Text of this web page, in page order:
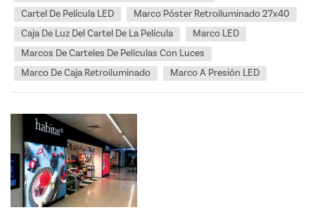
Cartel De Película LED
Marco Póster Retroiluminado 27x40
Caja De Luz Del Cartel De La Película
Marco LED
Marcos De Carteles De Películas Con Luces
Marco De Caja Retroiluminado
Marco A Presión LED